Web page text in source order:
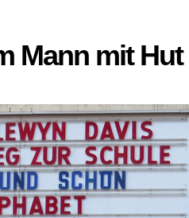
Mann mit Hut